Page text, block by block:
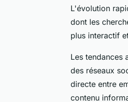
L'évolution
dont les
plus interactif
Les tendances
des réseaux
directe entre
contenu